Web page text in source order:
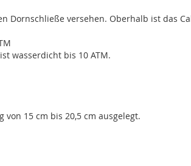
Dornschließe versehen. Oberhalb ist das
wasserdicht bis 10 ATM.
15 cm bis 20,5 cm ausgelegt.